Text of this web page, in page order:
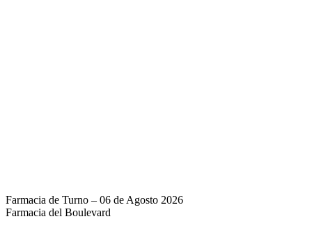
Farmacia de Turno – 06 de Agosto 2026
Farmacia del Boulevard